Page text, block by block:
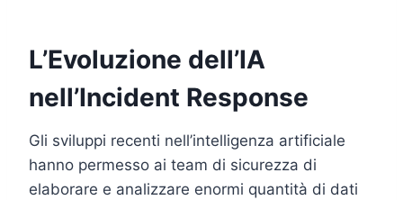
L’Evoluzione dell’IA
nell’Incident Response
Gli sviluppi recenti nell’intelligenza artificiale
hanno permesso ai team di sicurezza di
elaborare e analizzare enormi quantità di dati